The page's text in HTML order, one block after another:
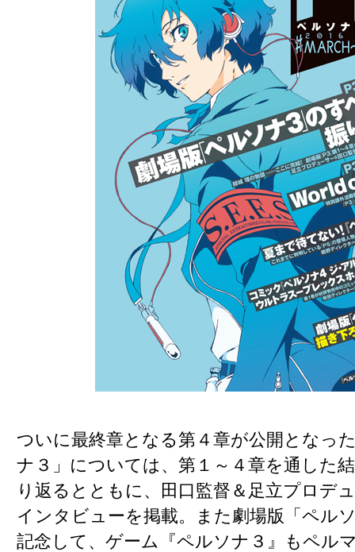
ついに最終章となる第４章が公開となっ
ナ３」については、第１～４章を通した
り返るとともに、田口監督＆足立プロデ
インタビューを掲載。また劇場版「ペル
記念して、ゲーム『ペルソナ３』もペル